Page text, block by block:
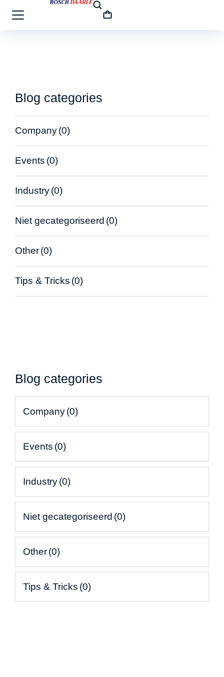
Blog categories
Company(0)
Events (0)
Industry(0)
Niet gecategoriseerd (0)
Other(0)
Tips & Tricks (0)
Blog categories
Company(0)
Events (0)
Industry(0)
Niet gecategoriseerd (0)
Other(0)
Tips & Tricks (0)